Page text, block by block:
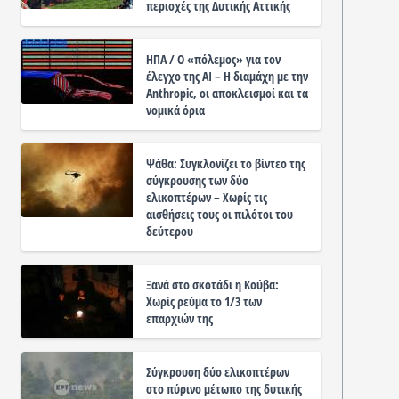
περιοχές της Δυτικής Αττικής
ΗΠΑ / Ο «πόλεμος» για τον
έλεγχο της ΑΙ – Η διαμάχη με την
Anthropic, οι αποκλεισμοί και τα
νομικά όρια
Ψάθα: Συγκλονίζει το βίντεο της
σύγκρουσης των δύο
ελικοπτέρων – Χωρίς τις
αισθήσεις τους οι πιλότοι του
δεύτερου
Ξανά στο σκοτάδι η Κούβα:
Χωρίς ρεύμα το 1/3 των
επαρχιών της
Σύγκρουση δύο ελικοπτέρων
στο πύρινο μέτωπο της δυτικής